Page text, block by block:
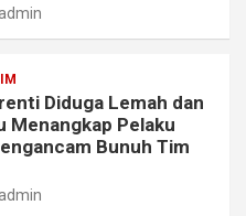
admin
Diduga Lemah dan
Menangkap Pelaku
Bunuh Tim
admin